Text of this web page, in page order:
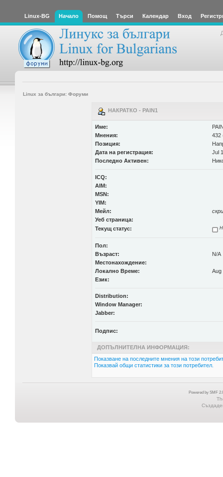
Linux-BG Начало Помощ Търси Календар Вход
Linux за българи: Форуми
НАКРАТКО - PAIN1
Име:
Мнения:
432
Позиция:
Дата на регистрация:
Jul
Последно Активен:
ICQ:
AIM:
MSN:
YIM:
Мейл:
Уеб страница:
Текущ статус:
Пол:
Възраст:
N/A
Местонахождение:
Локално Време:
Aug
Език:
Distribution:
Window Manager:
Jabber:
Подпис:
ДОПЪЛНИТЕЛНА ИНФОРМАЦИЯ:
Показване на последните мнения на този
Показвай общи статистики за този потребител.
Powered by SMF